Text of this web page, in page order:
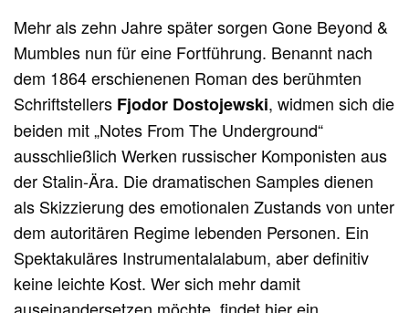
Mehr als zehn Jahre später sorgen Gone Beyond &
Mumbles nun für eine Fortführung. Benannt nach
dem 1864 erschienenen Roman des berühmten
Schriftstellers Fjodor Dostojewski, widmen sich die
beiden mit „Notes From The Underground“
ausschließlich Werken russischer Komponisten aus
der Stalin-Ära. Die dramatischen Samples dienen
als Skizzierung des emotionalen Zustands von unter
dem autoritären Regime lebenden Personen. Ein
Spektakuläres Instrumentalalabum, aber definitiv
keine leichte Kost. Wer sich mehr damit